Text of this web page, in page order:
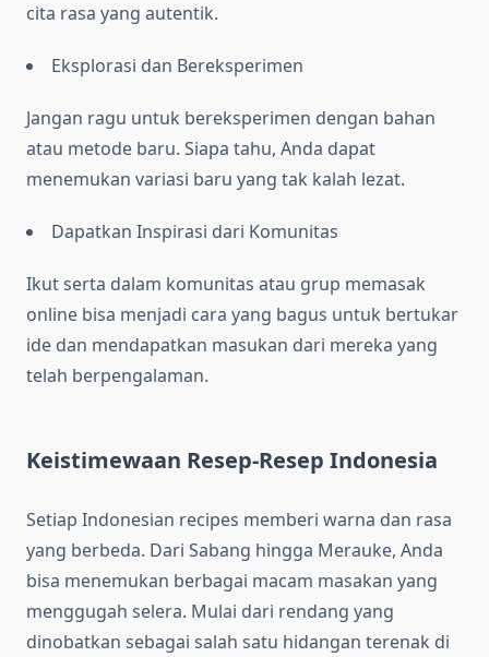
cita rasa yang autentik.
Eksplorasi dan Bereksperimen
Jangan ragu untuk bereksperimen dengan bahan
atau metode baru. Siapa tahu, Anda dapat
menemukan variasi baru yang tak kalah lezat.
Dapatkan Inspirasi dari Komunitas
Ikut serta dalam komunitas atau grup memasak
online bisa menjadi cara yang bagus untuk bertukar
ide dan mendapatkan masukan dari mereka yang
telah berpengalaman.
Keistimewaan Resep-Resep Indonesia
Setiap Indonesian recipes memberi warna dan rasa
yang berbeda. Dari Sabang hingga Merauke, Anda
bisa menemukan berbagai macam masakan yang
menggugah selera. Mulai dari rendang yang
dinobatkan sebagai salah satu hidangan terenak di